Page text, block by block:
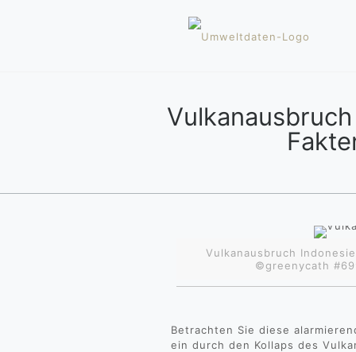
Vulkanausbruch
©greenycath
Betrachten Sie diese
ein durch den Kollaps des